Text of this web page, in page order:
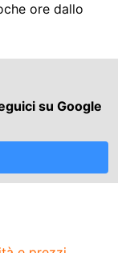
ore dallo
su Google